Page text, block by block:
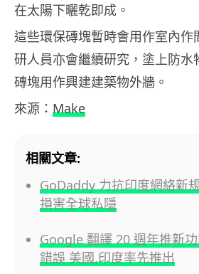
在太陽下曬乾即成。
這些環保磚塊暫時會用作室內作
研人員亦會繼續研究，塗上防水
磚塊用作興建建築物外牆。
來源： Make
相關文章:
GoDaddy 力抗印度網絡新
損害全球私隱
Google 翻譯 20 週年推新
錯誤 美國,印度率先推出